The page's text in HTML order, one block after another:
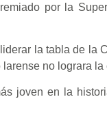
por la
la tabla de la
no lograra la
joven en la